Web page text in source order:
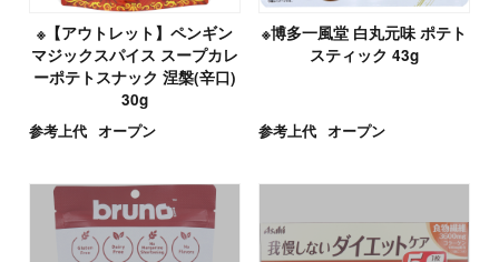
※【アウトレット】ペンギン
マジックスパイス スープカレ
ーポテトスナック 涅槃(辛口)
30g
参考上代 オープン
※博多一風堂 白丸元味 ポテト
スティック 43g
参考上代 オープン